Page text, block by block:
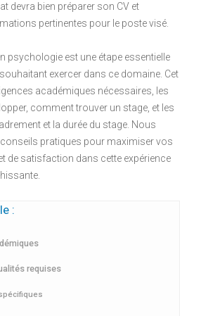
devra bien préparer son CV et
pertinentes pour le poste visé.
psychologie est une étape essentielle
exercer dans ce domaine. Cet
académiques nécessaires, les
comment trouver un stage, et les
et la durée du stage. Nous
pratiques pour maximiser vos
de satisfaction dans cette expérience
:
requises